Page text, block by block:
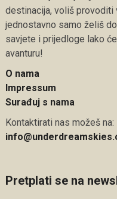
destinacija, voliš provoditi
jednostavno samo želiš
savjete i prijedloge lako
avanturu!
O nama
Impressum
Surađuj s nama
Kontaktirati nas možeš na:
Pretplati se na